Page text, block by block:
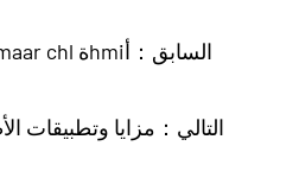
التالي：مزايا وتطبيقات